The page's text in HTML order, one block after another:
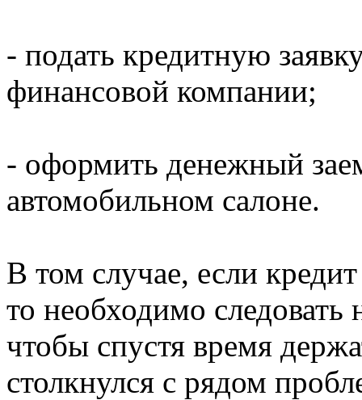
- подать кредитную
финансовой компании;
- оформить денежный
автомобильном салоне.
В том случае, если
то необходимо следовать
чтобы спустя время
столкнулся с рядом